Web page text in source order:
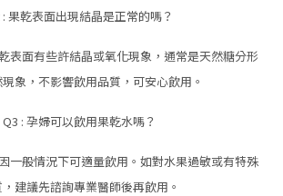
: 果乾表面出現結晶是正常的嗎？
表面有些許結晶或氧化現象，通常是天然糖分形
象，不影響飲用品質，可安心飲用。
Q3 : 孕婦可以飲用果乾水嗎？
一般情況下可適量飲用。如對水果過敏或有特殊
建議先諮詢專業醫師後再飲用。